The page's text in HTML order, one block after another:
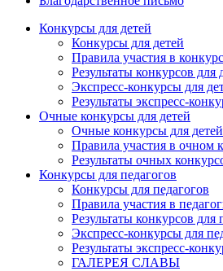
Конкурсы для детей
Конкурсы для детей
Правила участия в
Результаты конкурсов для
Экспресс-конкурсы для
Результаты экспресс-
Очные конкурсы для детей
Очные конкурсы для детей
Правила участия в очном
Результаты очных
Конкурсы для педагогов
Конкурсы для педагогов
Правила участия в
Результаты конкурсов для
Экспресс-конкурсы для
Результаты экспресс-
ГАЛЕРЕЯ СЛАВЫ